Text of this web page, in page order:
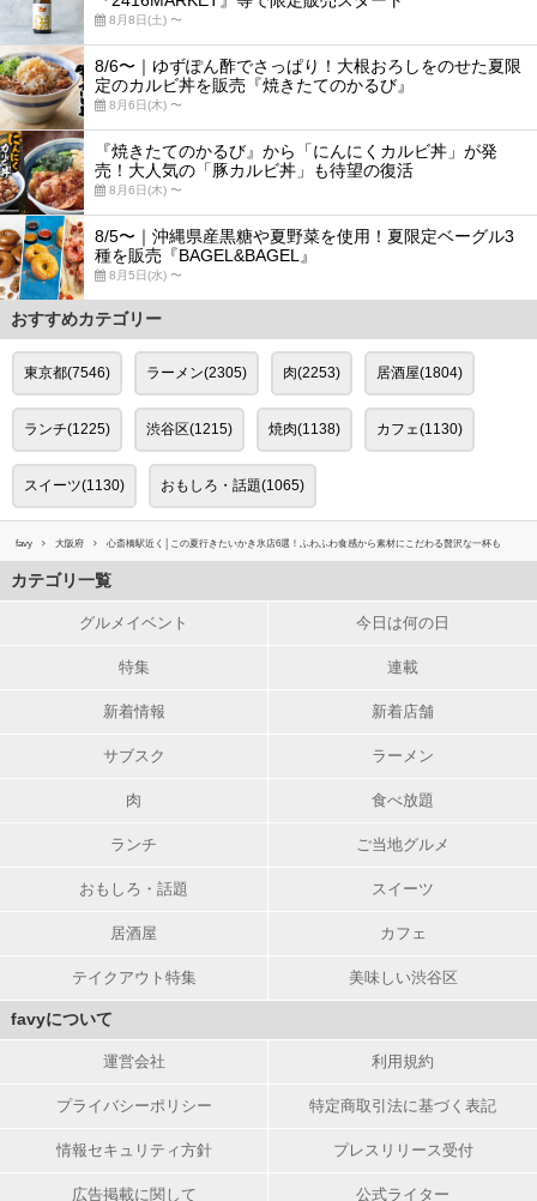
8月8日(土) 〜
8/6〜｜ゆずぽん酢でさっぱり！大根おろしをのせた夏限
定のカルビ丼を販売『焼きたてのかるび』
8月6日(木) 〜
『焼きたてのかるび』から「にんにくカルビ丼」が発
売！大人気の「豚カルビ丼」も待望の復活
8月6日(木) 〜
8/5〜｜沖縄県産黒糖や夏野菜を使用！夏限定ベーグル3
種を販売『BAGEL&BAGEL』
8月5日(水) 〜
おすすめカテゴリー
東京都(7546) ラーメン(2305) 肉(2253) 居酒屋(1804)
ランチ(1225) 渋谷区(1215) 焼肉(1138) カフェ(1130)
スイーツ(1130) おもしろ・話題(1065)
favy 大阪府 心斎橋駅近く│この夏行きたいかき氷店6選！ふわふわ食感から素材にこだわる贅沢な一杯も
カテゴリ一覧
グルメイベント 今日は何の日
特集 連載
新着情報 新着店舗
サブスク ラーメン
肉 食べ放題
ランチ ご当地グルメ
おもしろ・話題 スイーツ
居酒屋 カフェ
テイクアウト特集 美味しい渋谷区
favyについて
運営会社 利用規約
プライバシーポリシー 特定商取引法に基づく表記
情報セキュリティ方針 プレスリリース受付
広告掲載に関して 公式ライター